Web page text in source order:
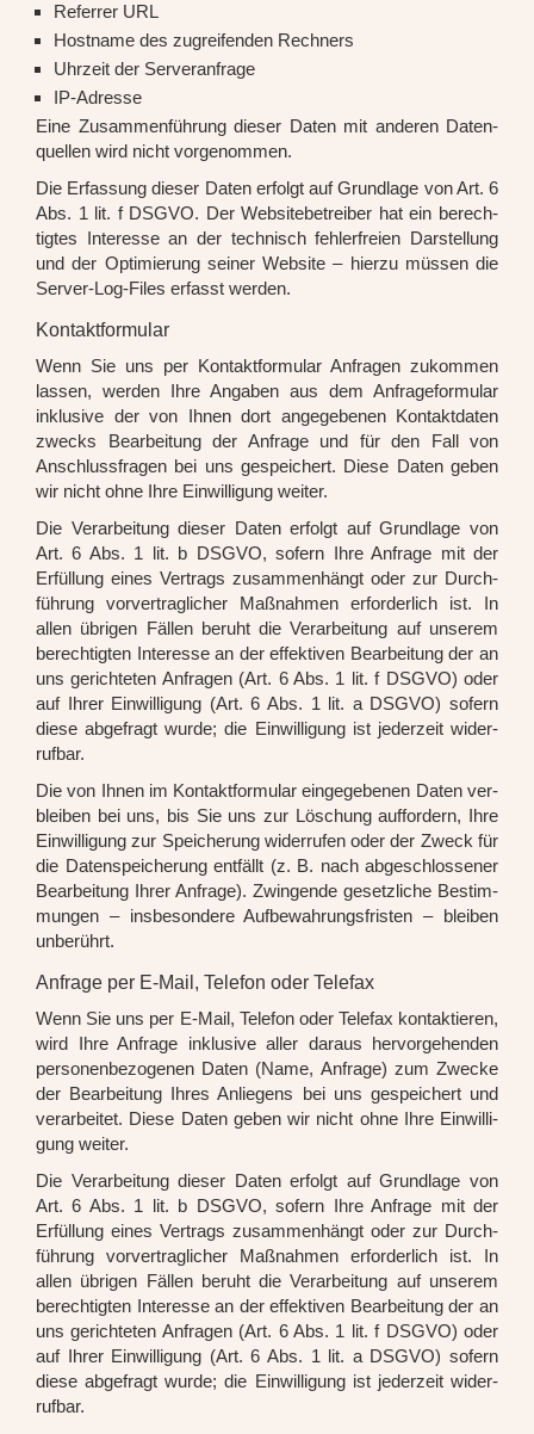
Refer­rer URL
Host­na­me des zugrei­fen­den Rech­ners
Uhr­zeit der Ser­ver­an­fra­ge
IP-Adres­se
Eine Zusam­men­füh­rung die­ser Daten mit ande­ren Daten­
quel­len wird nicht vor­ge­nom­men.
Die Erfas­sung die­ser Daten erfolgt auf Grund­la­ge von Art. 6
Abs. 1 lit. f DSGVO. Der Web­site­be­trei­ber hat ein berech­
tig­tes Inter­es­se an der tech­nisch feh­ler­frei­en Dar­stel­lung
und der Opti­mie­rung sei­ner Web­site – hier­zu müs­sen die
Ser­ver-Log-Files erfasst wer­den.
Kontaktformular
Wenn Sie uns per Kon­takt­for­mu­lar Anfra­gen zukom­men
las­sen, wer­den Ihre Anga­ben aus dem Anfra­ge­for­mu­lar
inklu­si­ve der von Ihnen dort ange­ge­be­nen Kon­takt­da­ten
zwecks Bear­bei­tung der Anfra­ge und für den Fall von
Anschluss­fra­gen bei uns gespei­chert. Die­se Daten geben
wir nicht ohne Ihre Ein­wil­li­gung wei­ter.
Die Ver­ar­bei­tung die­ser Daten erfolgt auf Grund­la­ge von
Art. 6 Abs. 1 lit. b DSGVO, sofern Ihre Anfra­ge mit der
Erfül­lung eines Ver­trags zusam­men­hängt oder zur Durch­
füh­rung vor­ver­trag­li­cher Maß­nah­men erfor­der­lich ist. In
allen übri­gen Fäl­len beruht die Ver­ar­bei­tung auf unse­rem
berech­tig­ten Inter­es­se an der effek­ti­ven Bear­bei­tung der an
uns gerich­te­ten Anfra­gen (Art. 6 Abs. 1 lit. f DSGVO) oder
auf Ihrer Ein­wil­li­gung (Art. 6 Abs. 1 lit. a DSGVO) sofern
die­se abge­fragt wur­de; die Ein­wil­li­gung ist jeder­zeit wider­
ruf­bar.
Die von Ihnen im Kon­takt­for­mu­lar ein­ge­ge­be­nen Daten ver­
blei­ben bei uns, bis Sie uns zur Löschung auf­for­dern, Ihre
Ein­wil­li­gung zur Spei­che­rung wider­ru­fen oder der Zweck für
die Daten­spei­che­rung ent­fällt (z. B. nach abge­schlos­se­ner
Bear­bei­tung Ihrer Anfra­ge). Zwin­gen­de gesetz­li­che Bestim­
mun­gen – ins­be­son­de­re Auf­be­wah­rungs­fris­ten – blei­ben
unbe­rührt.
Anfrage per E-Mail, Telefon oder Telefax
Wenn Sie uns per E-Mail, Tele­fon oder Tele­fax kon­tak­tie­ren,
wird Ihre Anfra­ge inklu­si­ve aller dar­aus her­vor­ge­hen­den
per­so­nen­be­zo­ge­nen Daten (Name, Anfra­ge) zum Zwe­cke
der Bear­bei­tung Ihres Anlie­gens bei uns gespei­chert und
ver­ar­bei­tet. Die­se Daten geben wir nicht ohne Ihre Ein­wil­li­
gung wei­ter.
Die Ver­ar­bei­tung die­ser Daten erfolgt auf Grund­la­ge von
Art. 6 Abs. 1 lit. b DSGVO, sofern Ihre Anfra­ge mit der
Erfül­lung eines Ver­trags zusam­men­hängt oder zur Durch­
füh­rung vor­ver­trag­li­cher Maß­nah­men erfor­der­lich ist. In
allen übri­gen Fäl­len beruht die Ver­ar­bei­tung auf unse­rem
berech­tig­ten Inter­es­se an der effek­ti­ven Bear­bei­tung der an
uns gerich­te­ten Anfra­gen (Art. 6 Abs. 1 lit. f DSGVO) oder
auf Ihrer Ein­wil­li­gung (Art. 6 Abs. 1 lit. a DSGVO) sofern
die­se abge­fragt wur­de; die Ein­wil­li­gung ist jeder­zeit wider­
ruf­bar.